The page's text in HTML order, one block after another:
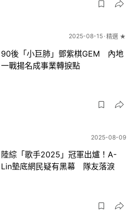
2025-08-15 精選 ★
90後「小巨肺」鄧紫棋GEM 內地
一戰揚名成事業轉捩點
2025-08-09
陸綜「歌手2025」冠軍出爐！A-
Lin墊底網民疑有黑幕 隊友落淚